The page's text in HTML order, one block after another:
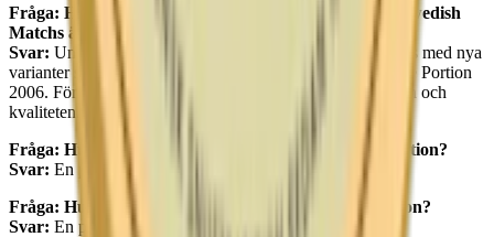
Fråga: Hur har varumärket Ettan utvecklats under Swedish
Matchs ägarskap?
Svar: Under Swedish Matchs ägarskap har Ettan utvidgats med nya
varianter som Ettan Original Portion 1990 och Ettan White Portion
2006. Företaget har också bevarat den traditionella smaken och
kvaliteten.
Fråga: Hur mycket väger en prilla Ettan Original Portion?
Svar: En prilla Ettan Original Portion väger 1 gram.
Fråga: Hur mycket väger en prilla Ettan White Portion?
Svar: En prilla Ettan White Portion väger 0,9 gram.